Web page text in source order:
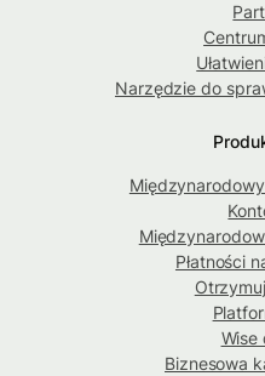
Narzędzie do
Płatności
Wise
Biznesowa